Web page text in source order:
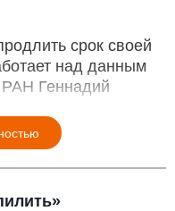
срок своей
над данным
РАН Геннадий